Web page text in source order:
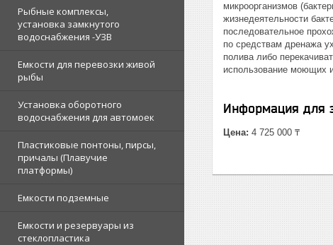
Рыбные комплексы,
установка замкнутого
водоснабжения -УЗВ
Емкости для перевозки живой
рыбы
Установка оборотного
водоснабжения для автомоек
Пластиковые понтоны, пирсы,
причалы (Плавучие
платформы)
Емкости подземные
Емкости и резервуары из
стеклопластика
микроорганизмов
жизнедеятельности
последовательное
по средствам дренажа
полива либо
использование моющих
Информация для
Цена: 4 725 000 ₸